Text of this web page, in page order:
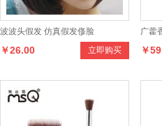
波波头假发 仿真假发俢脸
立即购买
￥26.00
广藿
肤 紧
￥